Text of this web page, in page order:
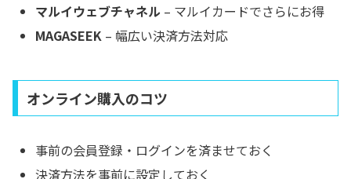
マルイウェブチャネル – マルイカードでさらにお得
MAGASEEK – 幅広い決済方法対応
オンライン購入のコツ
事前の会員登録・ログインを済ませておく
決済方法を事前に設定しておく